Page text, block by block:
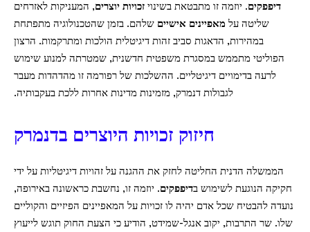
דיפפקים. יוזמה זו מתבטאת בשינוי זכויות יוצרים, המעניקות לאזרחים
שליטה על מאפיינים אישיים שלהם. בזמן שהטכנולוגיה מתפתחת
במהירות, הדאגות סביב זהות דיגיטלית הולכות ומתרקמות. הרצון
הפוליטי מתממש במסגרת משפטית חדשנית, שמטרתה למנוע שימוש
לרעה בדימויים דיגיטליים. ההשלכות של רפורמה זו מהדהדות מעבר
לגבולות דנמרק, מזמינות מדינות אחרות ללכת בעקבותיה.
חיזוק זכויות היוצרים בדנמרק
הממשלה הדנית החליטה לחזק את ההגנה על זהויות דיגיטליות על ידי
חקיקה הנוגעת לשימוש בדיפפקים. יוזמה זו, נחשבת כראשונה באירופה,
נועדה להבטיח שכל אדם יהיה לו זכויות על המאפיינים הפיזיים והקוליים
שלו. שר התרבות, יקוב אנגל-שמידט, הודיע כי הצעת החוק תוגש לייעוץ